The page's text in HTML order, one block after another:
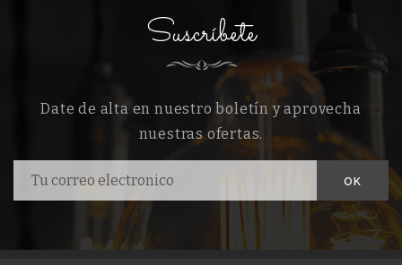
Suscríbete
Date de alta en nuestro boletín y aprovecha
nuestras ofertas.